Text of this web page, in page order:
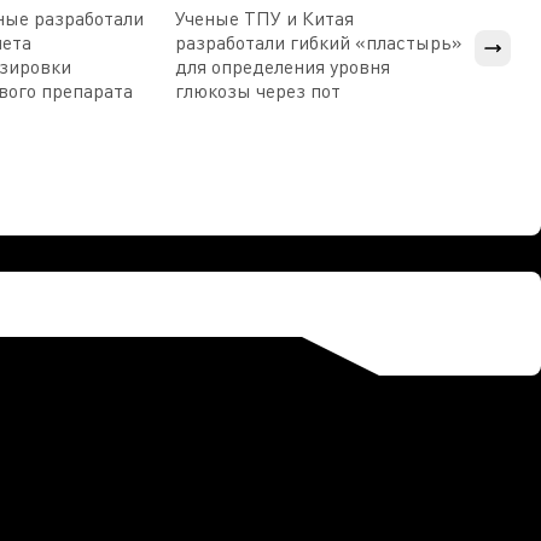
разработали
препарата
Ученые ТПУ и Китая
разработали гибкий «пластырь»
для определения уровня
глюкозы через пот